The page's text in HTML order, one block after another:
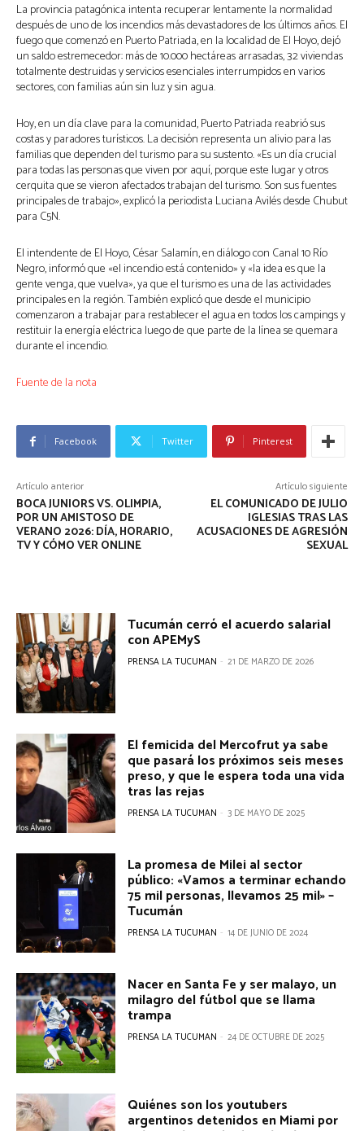
La provincia patagónica intenta recuperar lentamente la normalidad
después de uno de los incendios más devastadores de los últimos años. El
fuego que comenzó en Puerto Patriada, en la localidad de El Hoyo, dejó
un saldo estremecedor: más de 10.000 hectáreas arrasadas, 32 viviendas
totalmente destruidas y servicios esenciales interrumpidos en varios
sectores, con familias aún sin luz y sin agua.
Hoy, en un día clave para la comunidad, Puerto Patriada reabrió sus
costas y paradores turísticos. La decisión representa un alivio para las
familias que dependen del turismo para su sustento. «Es un día crucial
para todas las personas que viven por aquí, porque este lugar y otros
cerquita que se vieron afectados trabajan del turismo. Son sus fuentes
principales de trabajo», explicó la periodista Luciana Avilés desde Chubut
para C5N.
El intendente de El Hoyo, César Salamín, en diálogo con Canal 10 Río
Negro, informó que «el incendio está contenido» y «la idea es que la
gente venga, que vuelva», ya que el turismo es una de las actividades
principales en la región. También explicó que desde el municipio
comenzaron a trabajar para restablecer el agua en todos los campings y
restituir la energía eléctrica luego de que parte de la línea se quemara
durante el incendio.
Fuente de la nota
Facebook Twitter Pinterest
Artículo anterior
BOCA JUNIORS VS. OLIMPIA,
POR UN AMISTOSO DE
VERANO 2026: DÍA, HORARIO,
TV Y CÓMO VER ONLINE
Artículo siguiente
EL COMUNICADO DE JULIO
IGLESIAS TRAS LAS
ACUSACIONES DE AGRESIÓN
SEXUAL
Tucumán cerró el acuerdo salarial
con APEMyS
PRENSA LA TUCUMAN - 21 DE MARZO DE 2026
El femicida del Mercofrut ya sabe
que pasará los próximos seis meses
preso, y que le espera toda una vida
tras las rejas
PRENSA LA TUCUMAN - 3 DE MAYO DE 2025
La promesa de Milei al sector
público: «Vamos a terminar echando
75 mil personas, llevamos 25 mil» –
Tucumán
PRENSA LA TUCUMAN - 14 DE JUNIO DE 2024
Nacer en Santa Fe y ser malayo, un
milagro del fútbol que se llama
trampa
PRENSA LA TUCUMAN - 24 DE OCTUBRE DE 2025
Quiénes son los youtubers
argentinos detenidos en Miami por